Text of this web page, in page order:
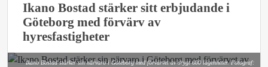
Ikano Bostad stärker sitt erbjudande i
Göteborg med förvärv av
hyresfastigheter
Ikano Bostad stärker sin närvaro i Göteborg med förvärvet av drygt 600 lägenheter. Fotograf: